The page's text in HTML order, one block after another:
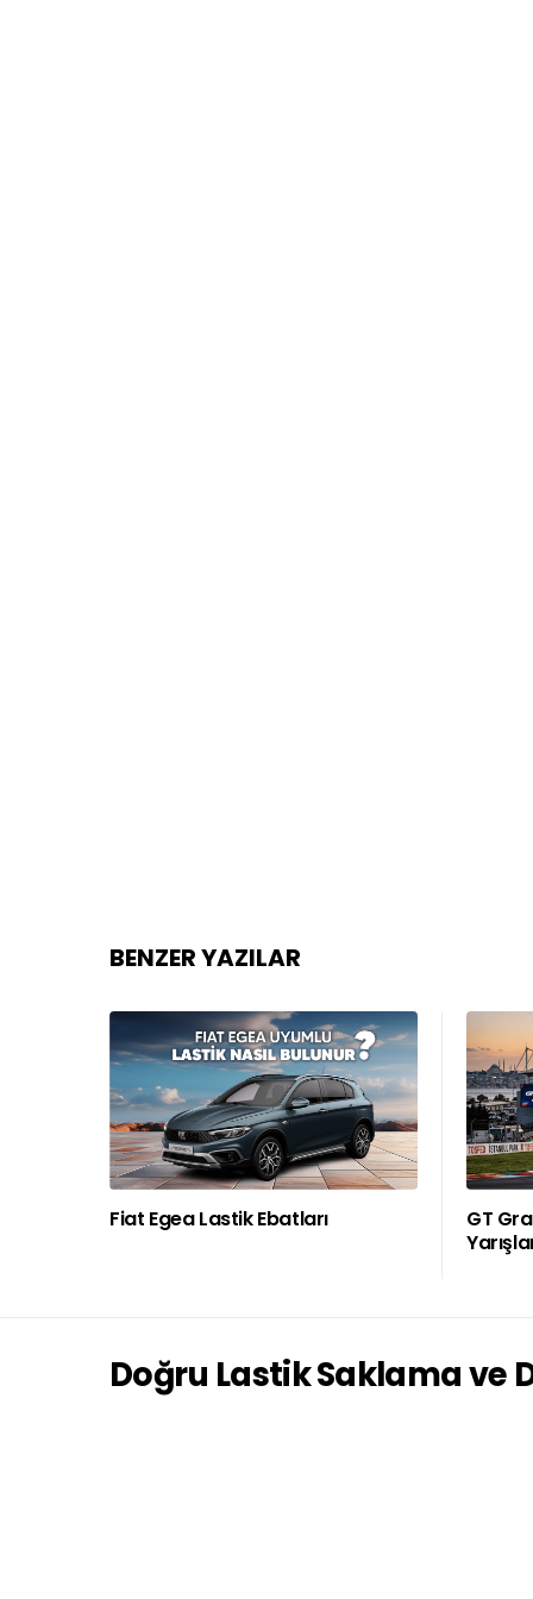
BENZER YAZILAR
Fiat Egea Lastik Ebatları
GT
Doğru Lastik Saklama ve